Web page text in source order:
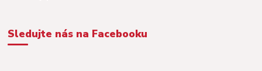
Sledujte nás na Facebooku